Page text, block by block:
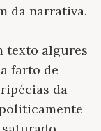
da narrativa.
texto algures
farto de
da